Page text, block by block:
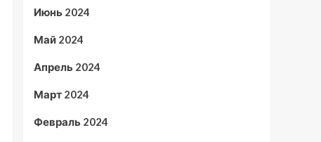
Июнь 2024
Май 2024
Апрель 2024
Март 2024
Февраль 2024